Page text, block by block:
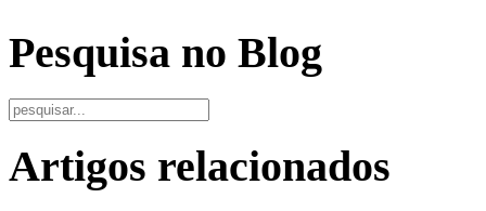
Pesquisa no Blog
Artigos relacionados